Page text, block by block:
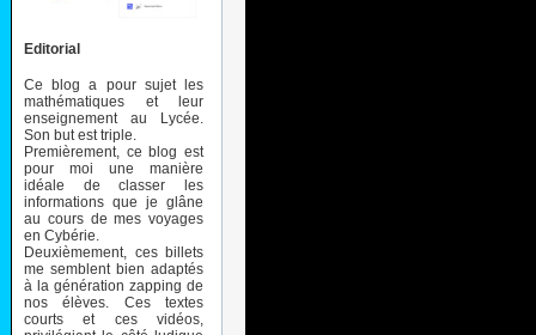
Editorial
Ce blog a pour sujet les
mathématiques et leur
enseignement au Lycée.
Son but est triple.
Premièrement, ce blog est
pour moi une manière
idéale de classer les
informations que je glâne
au cours de mes voyages
en Cybérie.
Deuxièmement, ces billets
me semblent bien adaptés
à la génération zapping de
nos élèves. Ces textes
courts et ces vidéos,